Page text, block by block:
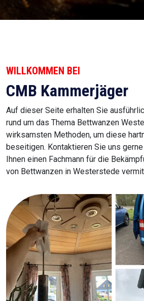
WILLKOMMEN BEI
CMB Kammerjäger
Auf dieser Seite erhalten Sie
rund um das Thema Bettwanzen
wirksamsten Methoden, um diese
beseitigen. Kontaktieren Sie uns
Ihnen einen Fachmann für die
von Bettwanzen in Westerstede